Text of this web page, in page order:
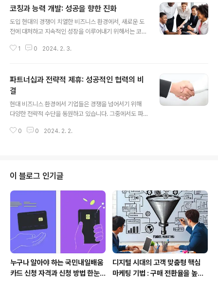
들의 심리적, 인지적, 사회적 특성이 경제적 결정에 미치는
영향을 연구합니다. 다시 말해 인간의 행동이 합리적이지
않은 경우를 연구하는 경제학의 한 분야입니다. 소비자들
것이 아니라, 감정적 요인이나 인지적 편향에 따라 선택을
코칭과 능력 개발: 성공을 향한 진화
도입 현대의 경쟁이 치열한 비즈니스 환경에서, 새로운 도
전에 대처하고 지속적인 성장을 이루어내기 위해서는 코칭
개념과 기본 원리, 능력 개발의 중요성, 그리고 성공적인 전
기 위해 외부 전문가인 코치로부터 지도받는 프로세스입니
다. 이는 지속적인 피드백과 목표 지향적인 계획 수립을 통
해 개인이나 팀의 능력을 최대한 발휘하도록 도와주는 인
간 중심의 접근 방식입니다. 코치는 경험이 풍부하고 전문
습을 촉진하여 성과 향상을 이끌어내는 역할을 수행합니
1 0 2024. 2. 3.
파트너십과 전략적 제휴: 성공적인 협력의 비
결
현대 비즈니스 환경에서 기업들은 경쟁을 넘어서기 위해
다양한 전략적 수단을 동원하고 있습니다. 그중에서도 파
강력한 전략 중 하나로 간주되고 있습니다. 이번 글에서는
휴는 기업이 자체적으로 어려운 과제에 대응하고 새로운
기회를 모색하기 위한 효과적인 방법입니다. 상호 협력을
통해 기업은 자원을 공유하고 경쟁력을 강화할 수 있습니
다. 1.2 급변하는 시장 환경에 대응 변화무쌍한 비즈니스
환경에서 기업은 신속한 대응이 필요합니다. 파트너십을
통해 기업은 유연성을 확보하고 다양한 도..
0 0 2024. 2. 2.
이 블로그 인기글
누구나 알아야 하는 국민내일배움
카드 신청 자격과 신청 방법 한눈
디지털 시대의 고객 맞춤형 핵심
마케팅 기법 : 구매 전환율을 높이